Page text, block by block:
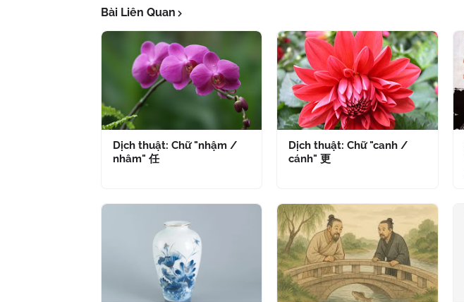
Bài Liên Quan
Dịch thuật: Chữ "nhậm /
nhâm" 任
Dịch thuật: Chữ "canh /
cánh" 更